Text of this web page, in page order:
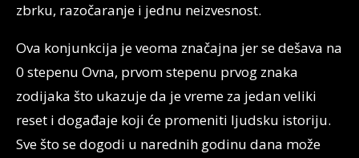
zbrku, razočaranje i jednu neizvesnost.
Ova konjunkcija je veoma značajna jer se dešava na
0 stepenu Ovna, prvom stepenu prvog znaka
zodijaka što ukazuje da je vreme za jedan veliki
reset i događaje koji će promeniti ljudsku istoriju.
Sve što se dogodi u narednih godinu dana može